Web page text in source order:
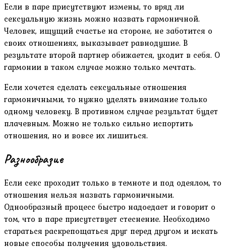
Если в паре присутствуют измены, то вряд ли
сексуальную жизнь можно назвать гармоничной.
Человек, ищущий счастье на стороне, не заботится о
своих отношениях, выказывает равнодушие. В
результате второй партнер обижается, уходит в себя. О
гармонии в таком случае можно только мечтать.
Если хочется сделать сексуальные отношения
гармоничными, то нужно уделять внимание только
одному человеку. В противном случае результат будет
плачевным. Можно не только сильно испортить
отношения, но и вовсе их лишиться.
Разнообразие
Если секс проходит только в темноте и под одеялом, то
отношения нельзя назвать гармоничными.
Однообразный процесс быстро надоедает и говорит о
том, что в паре присутствует стеснение. Необходимо
стараться раскрепощаться друг перед другом и искать
новые способы получения удовольствия.